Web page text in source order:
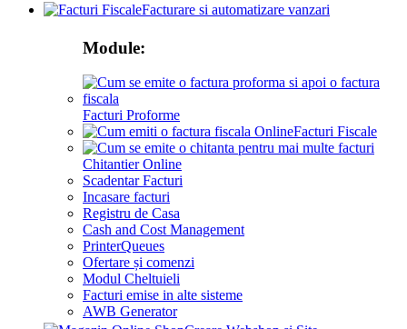
Facturare si automatizare vanzari
Module:
Facturi Proforme
Facturi Fiscale
Chitantier Online
Scadentar Facturi
Incasare facturi
Registru de Casa
Cash and Cost Management
PrinterQueues
Ofertare și comenzi
Modul Cheltuieli
Facturi emise in alte sisteme
AWB Generator